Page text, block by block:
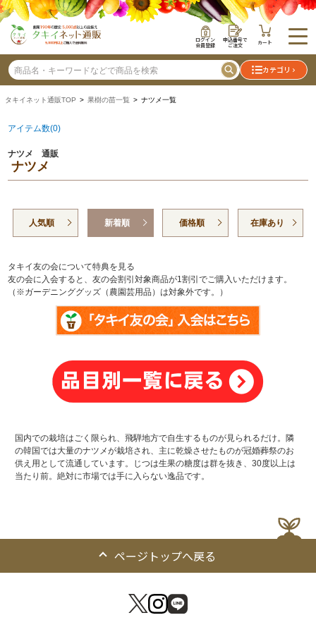
ログイン
会員登録
申込番号で
ご注文 カート
カテゴリ
タキイネット通販TOP > 果樹の苗一覧 > ナツメ一覧
アイテム数(0)
ナツメ 通販
ナツメ
人気順 新着順 価格順 在庫あり
タキイ友の会について特典を見る
友の会に入会すると、友の会割引対象商品が1割引でご購入いただけます。
（※ガーデニンググッズ（農園芸用品）は対象外です。）
国内での栽培はごく限られ、飛騨地方で自生するものが見られるだけ。隣
の韓国では大量のナツメが栽培され、主に乾燥させたものが冠婚葬祭のお
供え用として流通しています。じつは生果の糖度は群を抜き、30度以上は
当たり前。絶対に市場では手に入らない逸品です。
ページトップへ戻る